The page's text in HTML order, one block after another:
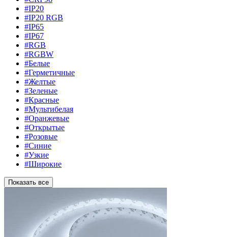
#IP20
#IP20 RGB
#IP65
#IP67
#RGB
#RGBW
#Белые
#Герметичные
#Желтые
#Зеленые
#Красные
#Мультибелая
#Оранжевые
#Открытые
#Розовые
#Синие
#Узкие
#Широкие
Показать все